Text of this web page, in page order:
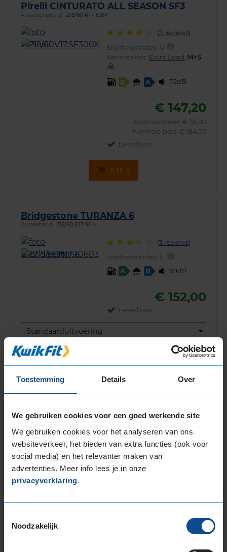
Toestemming Details Over
We gebruiken cookies voor een goed werkende site
We gebruiken cookies voor het analyseren van ons
websiteverkeer, het bieden van extra functies (ook voor
social media) en het relevanter maken van
advertenties. Meer info lees je in onze
privacyverklaring.
Noodzakelijk
Pirelli CINTURATO ALL SEASON SF3
4-seizoensband 215/60 R17 100V
(3 reviews)
Snelheidsindex:V
Kenmerken: Extra Load , ,
B A 72dB
€ 147,20
Jouw voordeel: € 36,80
Normale prijs: € 184,00
Leverbaar
KIES
Bridgestone TURANZA 6
Zomerband 215/60 R17 96H
(3 reviews)
Snelheidsindex: H
A
B 69dB
€ 152,00
Leverbaar
Standaarduitvoering
Winterband 215/60 R17 104H
Snelheidsindex:H
Kenmerken:
,
D
C